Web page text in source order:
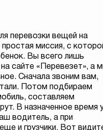
перевозки вещей на
миссия, с
Вы всего лишь
сайте «Перевезет», а
Сначала звоним вам,
Потом подбираем
составляем
В назначенное время
водитель, а при
и грузчики. Вот